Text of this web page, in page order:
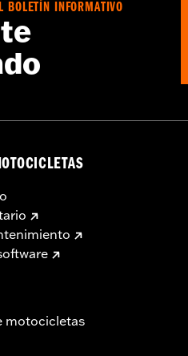
BOLETÍN INFORMATIVO
motocicletas